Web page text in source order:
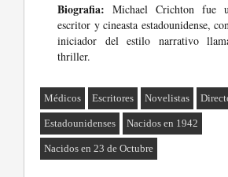
Biografia: Michael Crichton fue
escritor y cineasta estadounidense,
iniciador del estilo narrativo
thriller.
Médicos Escritores Novelistas
Estadounidenses Nacidos en 1942
Nacidos en 23 de Octubre